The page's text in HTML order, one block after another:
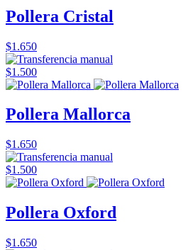
Pollera Cristal
$1.650
$1.500
Pollera Mallorca
$1.650
$1.500
Pollera Oxford
$1.650